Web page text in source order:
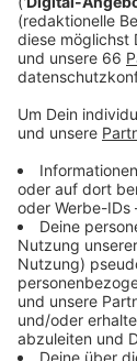
Sport-
heute ist
geplant.
Anzeige
Nachdem es
Online-
heute in die
gibt es
zum Beispiel